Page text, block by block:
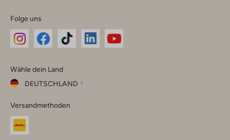
Folge uns
Instagram
Facebook
TikTok
Wähle dein Land
DEUTSCHLAND
dein
Land
Versandmethoden